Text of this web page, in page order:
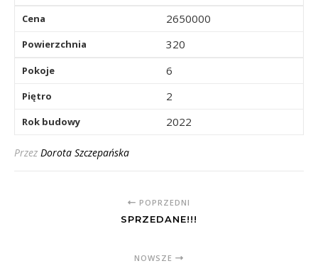
Cena 2650000
Powierzchnia 320
Pokoje 6
Piętro 2
Rok budowy 2022
Przez Dorota Szczepańska
POPRZEDNI
SPRZEDANE!!!
NOWSZE